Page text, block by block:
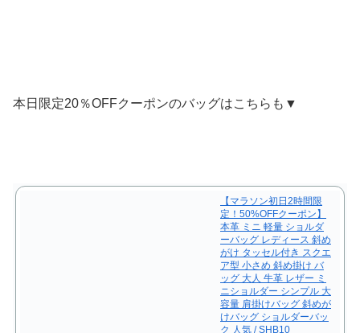
本日限定20％OFFクーポンのバッグはこちらも▼
【マラソン初日2時間限
定！50%OFFクーポン】
本革 ミニ 軽量 ショルダ
ーバッグ レディース 斜め
がけ タッセル付き スクエ
ア型 小さめ 斜め掛け バ
ッグ 大人 牛革 レザー ミ
ニショルダー シンプル 大
容量 肩掛けバッグ 斜めが
けバッグ ショルダーバッ
ク 人気 / SHB10